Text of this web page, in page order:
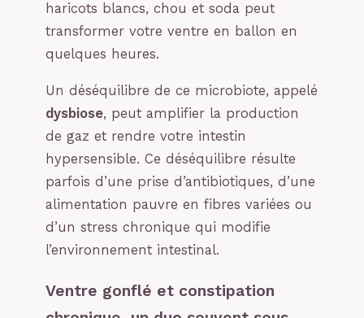
haricots blancs, chou et soda peut
transformer votre ventre en ballon en
quelques heures.
Un déséquilibre de ce microbiote, appelé
dysbiose, peut amplifier la production
de gaz et rendre votre intestin
hypersensible. Ce déséquilibre résulte
parfois d’une prise d’antibiotiques, d’une
alimentation pauvre en fibres variées ou
d’un stress chronique qui modifie
l’environnement intestinal.
Ventre gonflé et constipation